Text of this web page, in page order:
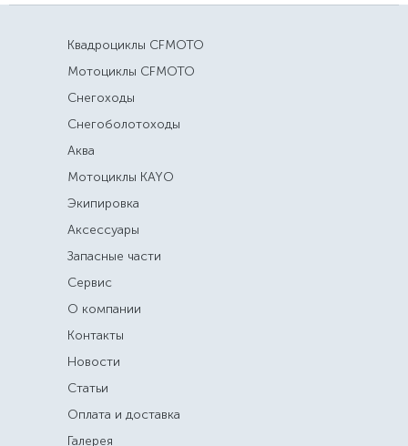
Квадроциклы CFMOTO
Мотоциклы CFMOTO
Снегоходы
Снегоболотоходы
Аква
Мотоциклы KAYO
Экипировка
Аксессуары
Запасные части
Сервис
О компании
Контакты
Новости
Статьи
Оплата и доставка
Галерея